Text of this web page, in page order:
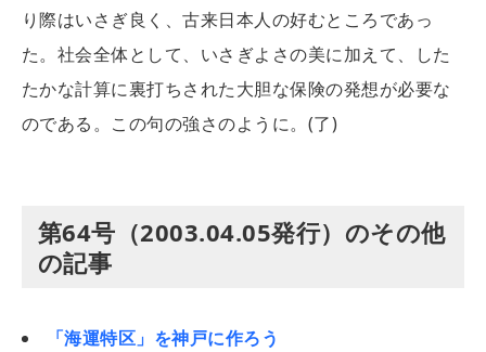
り際はいさぎ良く、古来日本人の好むところであっ
た。社会全体として、いさぎよさの美に加えて、した
たかな計算に裏打ちされた大胆な保険の発想が必要な
のである。この句の強さのように。(了)
第64号（2003.04.05発行）のその他
の記事
「海運特区」を神戸に作ろう